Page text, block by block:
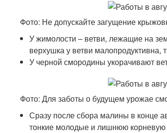
Фото: Не допускайте загущение
У жимолости – ветви, лежащие на
верхушка у ветви малопродуктивна,
У черной смородины укорачивают
Фото: Для заботы о будущем урожае
Сразу после сбора малины в конце
тонкие молодые и лишнюю корневую